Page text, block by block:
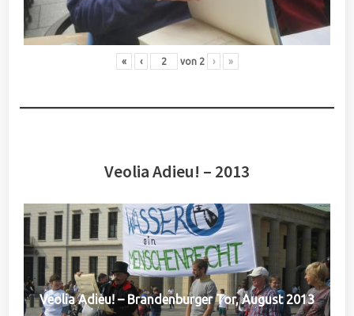
« ‹ von 2 › »
Veolia Adieu! – 2013
Veolia Adieu! – Brandenburger Tor, August 2013